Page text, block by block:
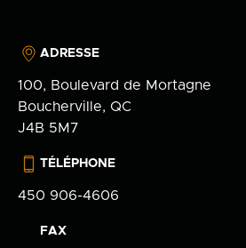
ADRESSE
100, Boulevard de Mortagne
Boucherville, QC
J4B 5M7
TÉLÉPHONE
450 906-4606
FAX